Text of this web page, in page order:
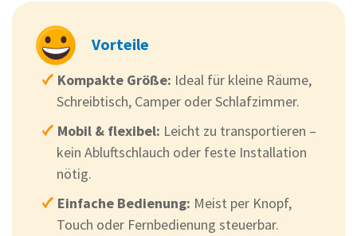
Vorteile
Kompakte Größe: Ideal für kleine Räume,
Schreibtisch, Camper oder Schlafzimmer.
Mobil & flexibel: Leicht zu transportieren –
kein Abluftschlauch oder feste Installation
nötig.
Einfache Bedienung: Meist per Knopf,
Touch oder Fernbedienung steuerbar.